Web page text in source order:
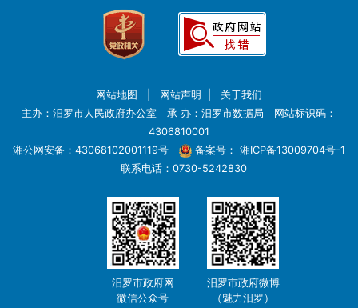
网站地图 网站声明
关于我们
主办：汨罗市人民政府办公室 承 办：汨罗市数据局 网站标识码：
4306810001
湘公网安备：43068102001119号
备案号： 湘ICP备13009704号-1
联系电话：0730-5242830
汨罗市政府网
微信公众号
汨罗市政府微博
（魅力汨罗）